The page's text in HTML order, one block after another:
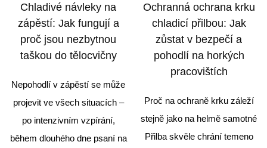
Chladivé návleky na
zápěstí: Jak fungují a
proč jsou nezbytnou
taškou do tělocvičny
Nepohodlí v zápěstí se může
projevit ve všech situacích –
po intenzivním vzpírání,
během dlouhého dne psaní na
Ochranná ochrana krku
chladicí přilbou: Jak
zůstat v bezpečí a
pohodlí na horkých
pracovištích
Proč na ochraně krku záleží
stejně jako na helmě samotné
Přilba skvěle chrání temeno